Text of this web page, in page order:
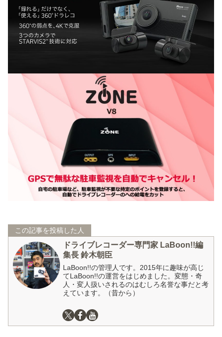
この記事を投稿した人
ドライブレコーダー専門家 LaBoon!!編
集長 鈴木朝臣
LaBoon!!の管理人です。2015年に趣味が高じ
てLaBoon!!の運営をはじめました。変態・奇
人・変人扱いされるのはむしろ名誉な事だと考
えています。（昔から）